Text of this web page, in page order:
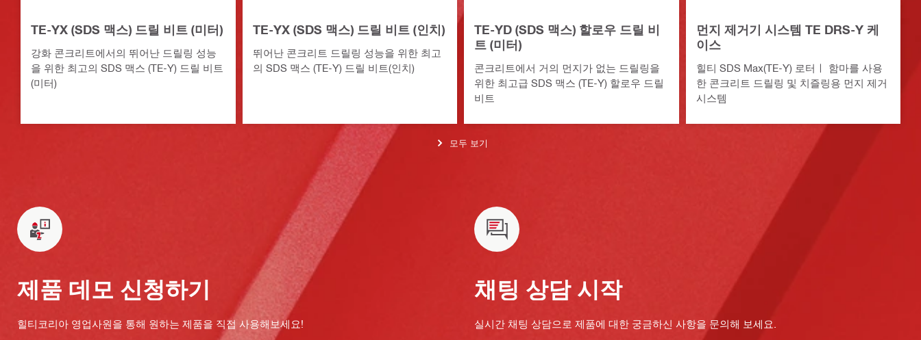
TE-YX (SDS 맥스) 드릴 비트 (미터)
강화 콘크리트에서의 뛰어난 드릴링 성능
을 위한 최고의 SDS 맥스 (TE-Y) 드릴 비트
(미터)
TE-YX (SDS 맥스) 드릴 비트 (인치)
뛰어난 콘크리트 드릴링 성능을 위한 최고
의 SDS 맥스 (TE-Y) 드릴 비트(인치)
TE-YD (SDS 맥스) 할로우 드릴 비
트 (미터)
콘크리트에서 거의 먼지가 없는 드릴링을
위한 최고급 SDS 맥스 (TE-Y) 할로우 드릴
비트
먼지 제거기 시스템 TE DRS-Y 케
이스
힐티 SDS Max(TE-Y) 로터ㅣ 함마를 사용
한 콘크리트 드릴링 및 치즐링용 먼지 제거
시스템
모두 보기
제품 데모 신청하기
힐티코리아 영업사원을 통해 원하는 제품을 직접 사용해보세요!
채팅 상담 시작
실시간 채팅 상담으로 제품에 대한 궁금하신 사항을 문의해 보세요.